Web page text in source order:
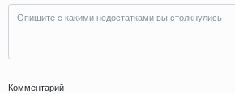
Комментарий